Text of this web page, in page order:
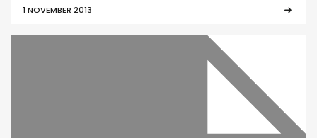
1 NOVEMBER 2013